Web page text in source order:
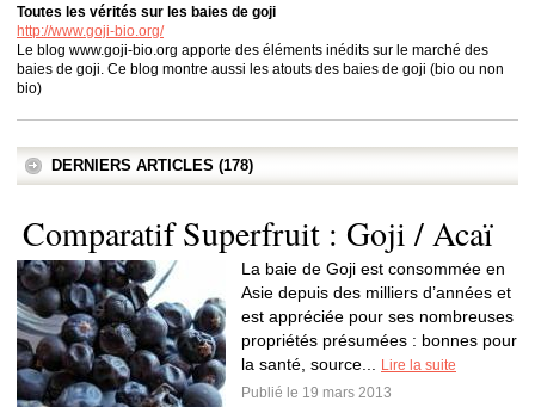
Toutes les vérités sur les baies de goji
http://www.goji-bio.org/
Le blog www.goji-bio.org apporte des éléments inédits sur le marché des
baies de goji. Ce blog montre aussi les atouts des baies de goji (bio ou non
bio)
DERNIERS ARTICLES (178)
Comparatif Superfruit : Goji / Acaï
La baie de Goji est consommée en
Asie depuis des milliers d’années et
est appréciée pour ses nombreuses
propriétés présumées : bonnes pour
la santé, source...
Lire la suite
Publié le 19 mars 2013